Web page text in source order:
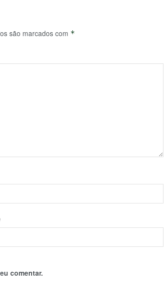
são marcados com *
comentar.